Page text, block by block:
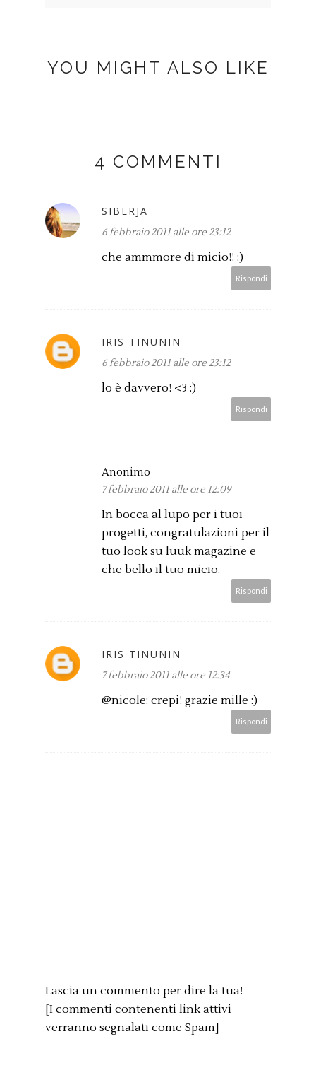
YOU MIGHT ALSO LIKE
4 COMMENTI
SIBERJA
6 febbraio 2011 alle ore 23:12
che ammmore di micio!! :)
Rispondi
IRIS TINUNIN
6 febbraio 2011 alle ore 23:12
lo è davvero! <3 :)
Rispondi
Anonimo
7 febbraio 2011 alle ore 12:09
In bocca al lupo per i tuoi
progetti, congratulazioni per il
tuo look su luuk magazine e
che bello il tuo micio.
Rispondi
IRIS TINUNIN
7 febbraio 2011 alle ore 12:34
@nicole: crepi! grazie mille :)
Rispondi
Lascia un commento per dire la tua!
[I commenti contenenti link attivi
verranno segnalati come Spam]